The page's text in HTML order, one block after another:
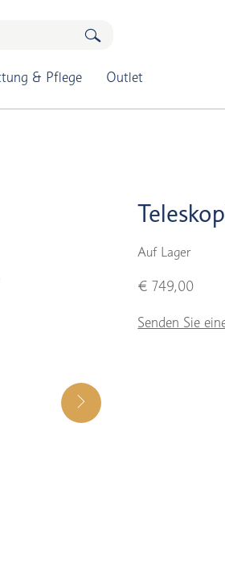
& Pflege Outlet
Auf Lager
€ 749,00
Senden Sie